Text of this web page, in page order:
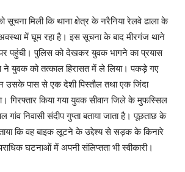
सूचना मिली कि थाना क्षेत्र के नरैनिया रेलवे ढाला के
में घूम रहा है। इस सूचना के बाद मीरगंज थाने
पर पहुंची। पुलिस को देखकर युवक भागने का प्रयास
युवक को तत्काल हिरासत में ले लिया। पकड़े गए
उसके पास से एक देशी पिस्तौल तथा एक जिंदा
गिरफ्तार किया गया युवक सीवान जिले के मुफस्सिल
गांव निवासी संदीप गुप्ता बताया जाता है। पूछताछ के
कि वह बाइक लूटने के उद्देश्य से सड़क के किनारे
घटनाओं में अपनी संलिप्तता भी स्वीकारी।